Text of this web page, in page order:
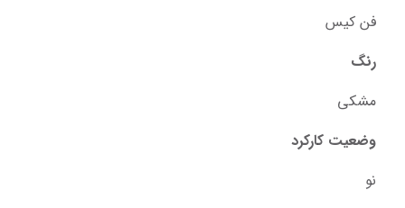
فن کیس
رنگ
مشکی
وضعیت کارکرد
نو